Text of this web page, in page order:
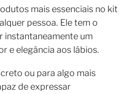
mais essenciais no kit
pessoa. Ele tem o
instantaneamente um
e elegância aos lábios.
ou para algo mais
de expressar